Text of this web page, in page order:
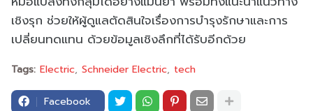
เชิงรุก ช่วยให้ผู้ดูแลตัดสินใจเรื่องการบำรุงรักษาและการ
เปลี่ยนทดแทน ด้วยข้อมูลเชิงลึกที่ได้รับอีกด้วย
Tags: Electric Schneider Electric tech
Facebook